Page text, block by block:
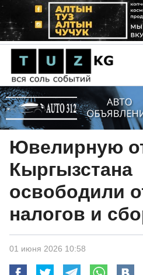
Ювелирную
Кыргызстана
освободили
налогов и
01 июня 2026 10:58